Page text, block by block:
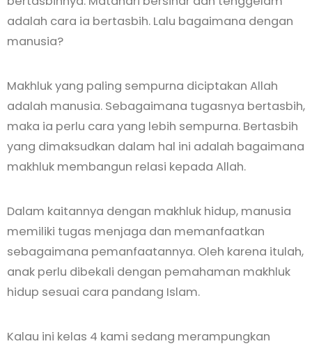
adalah cara ia bertasbih. Lalu bagaimana dengan
manusia?
Makhluk yang paling sempurna diciptakan Allah
adalah manusia. Sebagaimana tugasnya bertasbih,
maka ia perlu cara yang lebih sempurna. Bertasbih
yang dimaksudkan dalam hal ini adalah bagaimana
makhluk membangun relasi kepada Allah.
Dalam kaitannya dengan makhluk hidup, manusia
memiliki tugas menjaga dan memanfaatkan
sebagaimana pemanfaatannya. Oleh karena itulah,
anak perlu dibekali dengan pemahaman makhluk
hidup sesuai cara pandang Islam.
Kalau ini kelas 4 kami sedang merampungkan